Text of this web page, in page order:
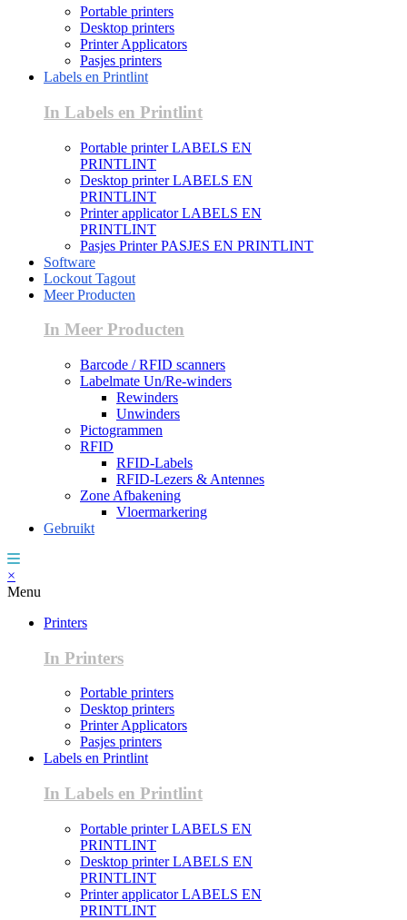
Portable printers
Desktop printers
Printer Applicators
Pasjes printers
Labels en Printlint
In Labels en Printlint
Portable printer LABELS EN
PRINTLINT
Desktop printer LABELS EN
PRINTLINT
Printer applicator LABELS EN
PRINTLINT
Pasjes Printer PASJES EN PRINTLINT
Software
Lockout Tagout
Meer Producten
In Meer Producten
Barcode / RFID scanners
Labelmate Un/Re-winders
Rewinders
Unwinders
Pictogrammen
RFID
RFID-Labels
RFID-Lezers & Antennes
Zone Afbakening
Vloermarkering
Gebruikt
×
Menu
Printers
In Printers
Portable printers
Desktop printers
Printer Applicators
Pasjes printers
Labels en Printlint
In Labels en Printlint
Portable printer LABELS EN
PRINTLINT
Desktop printer LABELS EN
PRINTLINT
Printer applicator LABELS EN
PRINTLINT